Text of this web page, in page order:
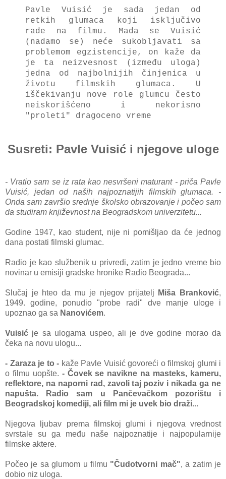
Pavle Vuisić je sada jedan od
retkih glumaca koji isključivo
rade na filmu. Mada se Vuisić
(nadamo se) neće sukobljavati sa
problemom egzistencije, on kaže da
je ta neizvesnost (između uloga)
jedna od najbolnijih činjenica u
životu filmskih glumaca. U
iščekivanju nove role glumcu često
neiskorišćeno i nekorisno
"proleti" dragoceno vreme
Susreti: Pavle Vuisić i njegove uloge
- Vratio sam se iz rata kao nesvršeni maturant - priča Pavle
Vuisić, jedan od naših najpoznatijih filmskih glumaca. -
Onda sam završio srednje školsko obrazovanje i počeo sam
da studiram književnost na Beogradskom univerzitetu...
Godine 1947, kao student, nije ni pomišljao da će jednog
dana postati filmski glumac.
Radio je kao službenik u privredi, zatim je jedno vreme bio
novinar u emisiji gradske hronike Radio Beograda...
Slučaj je hteo da mu je njegov prijatelj Miša Branković,
1949. godine, ponudio "probe radi" dve manje uloge i
upoznao ga sa Nanovićem.
Vuisić je sa ulogama uspeo, ali je dve godine morao da
čeka na novu ulogu...
- Zaraza je to - kaže Pavle Vuisić govoreći o filmskoj glumi i
o filmu uopšte. - Čovek se navikne na masteks, kameru,
reflektore, na naporni rad, zavoli taj poziv i nikada ga ne
napušta. Radio sam u Pančevačkom pozorištu i
Beogradskoj komediji, ali film mi je uvek bio draži...
Njegova ljubav prema filmskoj glumi i njegova vrednost
svrstale su ga među naše najpoznatije i najpopularnije
filmske aktere.
Počeo je sa glumom u filmu "Čudotvorni mač", a zatim je
dobio niz uloga.